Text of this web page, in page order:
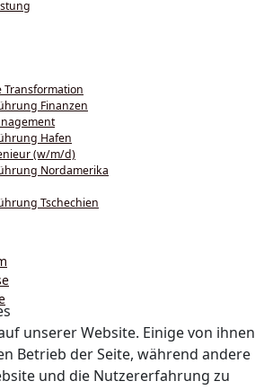
Transformation
Finanzen
Hafen
(w/m/d)
Nordamerika
Tschechien
unserer Website. Einige von ihnen
Betrieb der Seite, während andere
und die Nutzererfahrung zu